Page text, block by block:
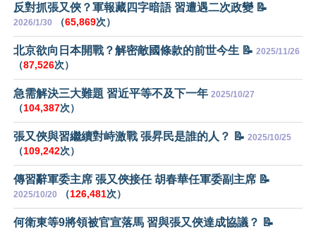
反對抓張又俠？軍報藏四字暗語 習遭遇二次政變 📝
2026/1/30 （65,869次）
北京欲向日本開戰？解密敵國條款的前世今生 📝 2025/11/26
（87,526次）
急需解決三大難題 習近平等不及下一年 2025/10/27
（104,387次）
張又俠與習繼續對峙激戰 張昇民是誰的人？ 📝 2025/10/25
（109,242次）
傳習辭軍委主席 張又俠接任 胡春華任軍委副主席 📝
2025/10/20 （126,481次）
何衛東等9將領被官宣落馬 習與張又俠達成協議？ 📝